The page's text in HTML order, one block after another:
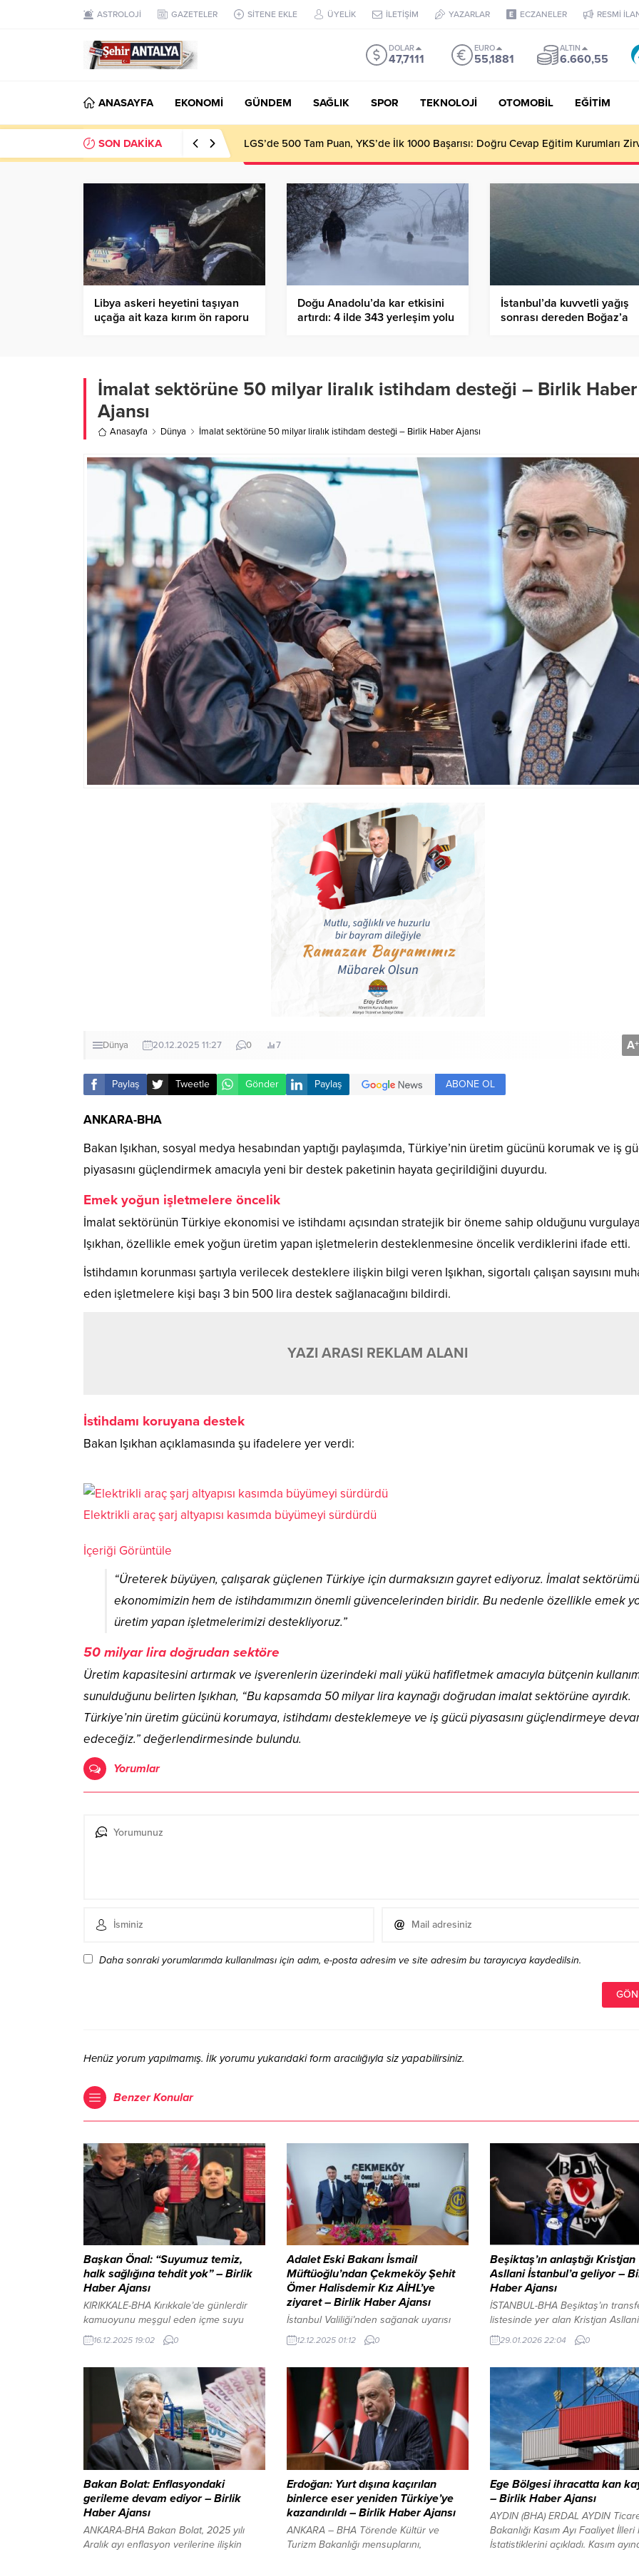
ASTROLOJİ GAZETELER SİTENE EKLE ÜYELİK İLETİŞİM YAZARLAR ECZANELER RESMİ
DOLAR
47,7111
EURO
55,1881
ALTIN
6.660,55
ANASAYFA EKONOMİ GÜNDEM SAĞLIK SPOR TEKNOLOJİ OTOMOBİL EĞİTİM
SON DAKİKA LGS’de 500 Tam Puan, YKS’de İlk 1000 Başarısı: Doğru Cevap Eğitim Kurumları
Libya askeri heyetini taşıyan
uçağa ait kaza kırım ön raporu
Doğu Anadolu’da kar etkisini
artırdı: 4 ilde 343 yerleşim yolu
İstanbul’da kuvvetli yağış
sonrası dereden Boğaz’a
İmalat sektörüne 50 milyar liralık istihdam desteği – Birlik Haber
Ajansı
Anasayfa Dünya İmalat sektörüne 50 milyar liralık istihdam desteği – Birlik Haber Ajansı
Dünya 20.12.2025 11:27 0 7 A+
Paylaş Tweetle Gönder Paylaş ABONE OL
ANKARA-BHA
Bakan Işıkhan, sosyal medya hesabından yaptığı paylaşımda, Türkiye’nin üretim gücünü korumak ve iş
piyasasını güçlendirmek amacıyla yeni bir destek paketinin hayata geçirildiğini duyurdu.
Emek yoğun işletmelere öncelik
İmalat sektörünün Türkiye ekonomisi ve istihdamı açısından stratejik bir öneme sahip olduğunu
Işıkhan, özellikle emek yoğun üretim yapan işletmelerin desteklenmesine öncelik verdiklerini ifade etti.
İstihdamın korunması şartıyla verilecek desteklere ilişkin bilgi veren Işıkhan, sigortalı çalışan sayısını
eden işletmelere kişi başı 3 bin 500 lira destek sağlanacağını bildirdi.
YAZI ARASI REKLAM ALANI
İstihdamı koruyana destek
Bakan Işıkhan açıklamasında şu ifadelere yer verdi:
Elektrikli araç şarj altyapısı kasımda büyümeyi sürdürdü
İçeriği Görüntüle
“Üreterek büyüyen, çalışarak güçlenen Türkiye için durmaksızın gayret ediyoruz. İmalat
ekonomimizin hem de istihdamımızın önemli güvencelerinden biridir. Bu nedenle özellikle emek
üretim yapan işletmelerimizi destekliyoruz.”
50 milyar lira doğrudan sektöre
Üretim kapasitesini artırmak ve işverenlerin üzerindeki mali yükü hafifletmek amacıyla bütçenin
sunulduğunu belirten Işıkhan, “Bu kapsamda 50 milyar lira kaynağı doğrudan imalat sektörüne ayırdık.
Türkiye’nin üretim gücünü korumaya, istihdamı desteklemeye ve iş gücü piyasasını güçlendirmeye
edeceğiz.” değerlendirmesinde bulundu.
Yorumlar
Daha sonraki yorumlarımda kullanılması için adım, e-posta adresim ve site adresim bu tarayıcıya kaydedilsin.
Henüz yorum yapılmamış. İlk yorumu yukarıdaki form aracılığıyla siz yapabilirsiniz.
Benzer Konular
Başkan Önal: “Suyumuz temiz,
halk sağlığına tehdit yok” – Birlik
Haber Ajansı
KIRIKKALE-BHA Kırıkkale’de günlerdir
kamuoyunu meşgul eden içme suyu
bulanıklığı tartışmalarında Kırıkkale
Belediyesi sert bir tutum aldı. Belediye
analizlerin sonuçlarını kamuoyuyla
paylaşarak, suyun mikrobiyolojik açıdan
mevzuata uygun olduğunu ve halk
sağlığını riske atan herhangi bir
durumun bulunmadığını net ifadelerle
dile getirdi. Yeşil Vadi Su Birliği’nde
gerçekleştirilen...
16.12.2025 19:02 0
Adalet Eski Bakanı İsmail
Müftüoğlu’ndan Çekmeköy Şehit
Ömer Halisdemir Kız AİHL’ye
ziyaret – Birlik Haber Ajansı
İstanbul Valiliği’nden sağanak uyarısı
İçeriği Görüntüle YAZI ARASI REKLAM
ALANI ZİYA GÜNDÜZ / İSTANBUL – BHA
Müdür Yardımcıları ile görüşen İsmail
Müftüoğlu, okul hakkında bilgi aldı. Daha
önce okulda bir konferans verdiğini
hatırlatan İsmail Müftüoğlu, okulun
öğrencilerinin pırlanta gibi olduğunu,
okuldan çok etkilendiği için tekrar...
12.12.2025 01:12 0
Beşiktaş’ın anlaştığı Kristjan
Asllani İstanbul’a geliyor –
Haber Ajansı
İSTANBUL-BHA Beşiktaş’ın
listesinde yer alan Kristjan
İstanbul’a geliş saati netleşti.
beyazlı kulüp, Arnavut futbolcunun
görüşmelerinin tamamlanması
bu akşam İstanbul’a geleceğini
Kulüpten yapılan açıklamada,
“Profesyonel Futbolcu Kristjan
sağlık kontrolleri ve transfer
görüşmelerinin tamamlanması
akşam İstanbul’a gelecektir.”
yer verildi. Asllani’yi...
29.01.2026 22:04 0
Bakan Bolat: Enflasyondaki
gerileme devam ediyor – Birlik
Haber Ajansı
ANKARA-BHA Bakan Bolat, 2025 yılı
Aralık ayı enflasyon verilerine ilişkin
Erdoğan: Yurt dışına kaçırılan
binlerce eser yeniden Türkiye’ye
kazandırıldı – Birlik Haber Ajansı
ANKARA – BHA Törende Kültür ve
Turizm Bakanlığı mensuplarını,
Ege Bölgesi ihracatta kan
– Birlik Haber Ajansı
AYDIN (BHA) ERDAL AYDIN
Bakanlığı Kasım Ayı Faaliyet
İstatistiklerini açıkladı. Kasım